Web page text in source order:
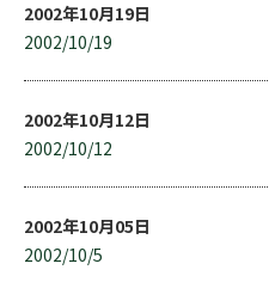
2002年10月19日
2002/10/19
2002年10月12日
2002/10/12
2002年10月05日
2002/10/5